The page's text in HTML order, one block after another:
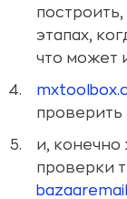
этапах,
что может
проверить
и, конечно
проверки